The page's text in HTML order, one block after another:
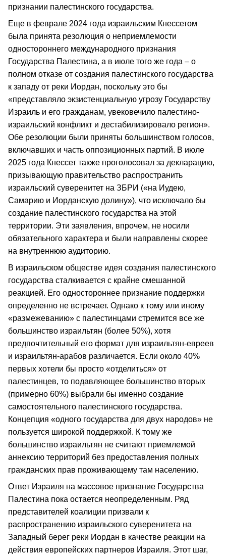
признании палестинского государства.
Еще в феврале 2024 года израильским Кнессетом
была принята резолюция о неприемлемости
одностороннего международного признания
Государства Палестина, а в июле того же года – о
полном отказе от создания палестинского государства
к западу от реки Иордан, поскольку это бы
«представляло экзистенциальную угрозу Государству
Израиль и его гражданам, увековечило палестино-
израильский конфликт и дестабилизировало регион».
Обе резолюции были приняты большинством голосов,
включавших и часть оппозиционных партий. В июле
2025 года Кнессет также проголосовал за декларацию,
призывающую правительство распространить
израильский суверенитет на ЗБРИ («на Иудею,
Самарию и Иорданскую долину»), что исключало бы
создание палестинского государства на этой
территории. Эти заявления, впрочем, не носили
обязательного характера и были направлены скорее
на внутреннюю аудиторию.
В израильском обществе идея создания палестинского
государства сталкивается с крайне смешанной
реакцией. Его одностороннее признание поддержки
определенно не встречает. Однако к тому или иному
«размежеванию» с палестинцами стремится все же
большинство израильтян (более 50%), хотя
предпочтительный его формат для израильтян-евреев
и израильтян-арабов различается. Если около 40%
первых хотели бы просто «отделиться» от
палестинцев, то подавляющее большинство вторых
(примерно 60%) выбрали бы именно создание
самостоятельного палестинского государства.
Концепция «одного государства для двух народов» не
пользуется широкой поддержкой. К тому же
большинство израильтян не считают приемлемой
аннексию территорий без предоставления полных
гражданских прав проживающему там населению.
Ответ Израиля на массовое признание Государства
Палестина пока остается неопределенным. Ряд
представителей коалиции призвали к
распространению израильского суверенитета на
Западный берег реки Иордан в качестве реакции на
действия европейских партнеров Израиля. Этот шаг,